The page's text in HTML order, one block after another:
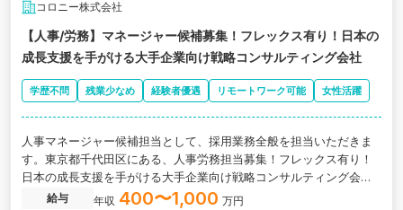
コロニー株式会社
【人事/労務】マネージャー候補募集！フレックス有り！日本の
成長支援を手がける大手企業向け戦略コンサルティング会社
学歴不問 残業少なめ 経験者優遇 リモートワーク可能 女性活躍
人事マネージャー候補担当として、採用業務全般を担当いただきま
す。東京都千代田区にある、人事労務担当募集！フレックス有り！
日本の成長支援を手がける大手企業向け戦略コンサルティング会社
の求人です。
給与 年収 400〜1,000 万円